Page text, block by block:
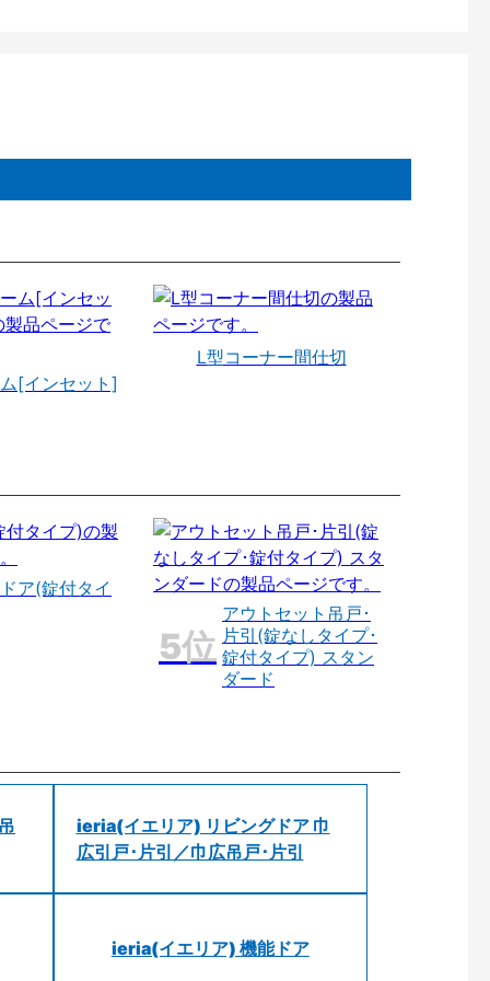
[インセット]
L型コーナー間仕切
ア(錠付タイ
アウトセット吊戸･
片引(錠なしタイプ･
錠付タイプ) スタン
ダード
ieria(イエリア) リビングドア 巾
広引戸･片引／巾広吊戸･片引
ieria(イエリア) 機能ドア